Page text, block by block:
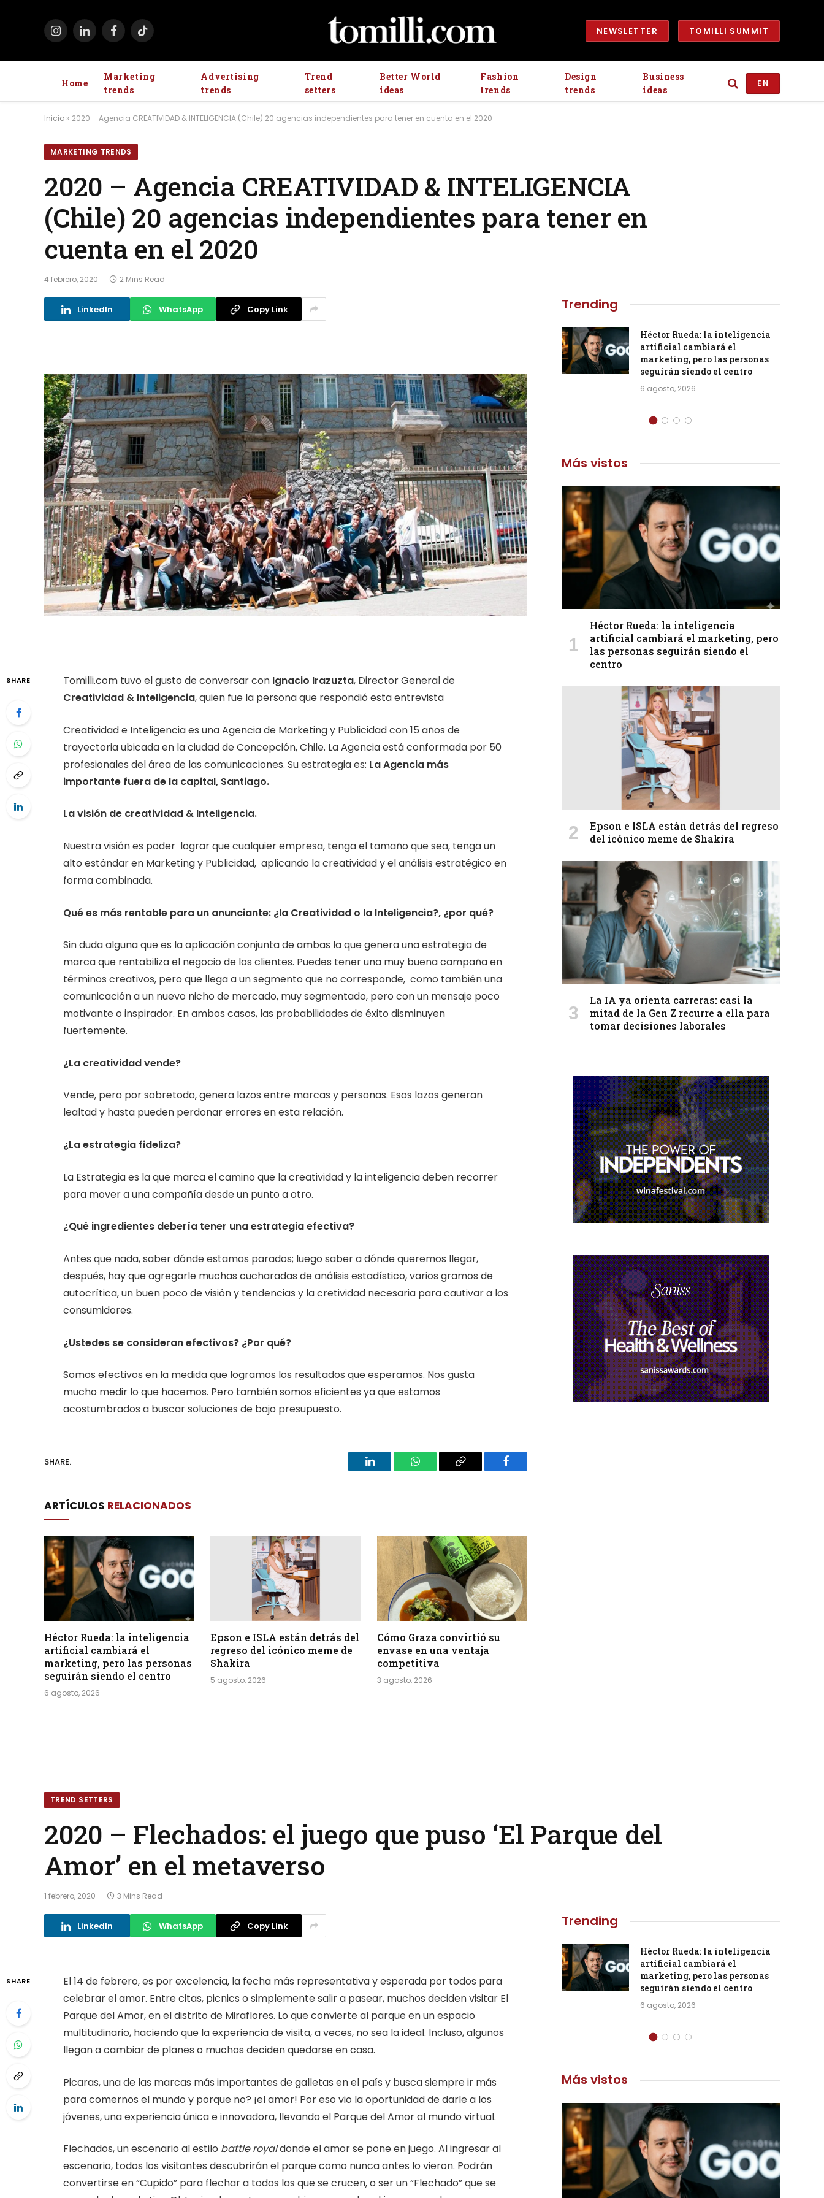
InstagramLinkedInFacebook
TikTok NEWSLETTER TOMILLI SUMMIT
Home
Marketing
trends
Advertising
trends
Trend
setters
Better World
ideas
Fashion
trends
Design
trends
Business
ideas
EN
Inicio » 2020 – Agencia CREATIVIDAD & INTELIGENCIA (Chile) 20 agencias independientes para tener en cuenta en el 2020
MARKETING TRENDS
2020 – Agencia CREATIVIDAD & INTELIGENCIA
(Chile) 20 agencias independientes para tener en
cuenta en el 2020
4 febrero, 2020 2 Mins Read
LinkedIn WhatsApp Copy Link
SHARE Tomilli.com tuvo el gusto de conversar con Ignacio Irazuzta, Director General de
Creatividad & Inteligencia, quien fue la persona que respondió esta entrevista
Creatividad e Inteligencia es una Agencia de Marketing y Publicidad con 15 años de
trayectoria ubicada en la ciudad de Concepción, Chile. La Agencia está conformada por 50
profesionales del área de las comunicaciones. Su estrategia es: La Agencia más
importante fuera de la capital, Santiago.
La visión de creatividad & Inteligencia.
Nuestra visión es poder lograr que cualquier empresa, tenga el tamaño que sea, tenga un
alto estándar en Marketing y Publicidad, aplicando la creatividad y el análisis estratégico en
forma combinada.
Qué es más rentable para un anunciante: ¿la Creatividad o la Inteligencia?, ¿por qué?
Sin duda alguna que es la aplicación conjunta de ambas la que genera una estrategia de
marca que rentabiliza el negocio de los clientes. Puedes tener una muy buena campaña en
términos creativos, pero que llega a un segmento que no corresponde, como también una
comunicación a un nuevo nicho de mercado, muy segmentado, pero con un mensaje poco
motivante o inspirador. En ambos casos, las probabilidades de éxito disminuyen
fuertemente.
¿La creatividad vende?
Vende, pero por sobretodo, genera lazos entre marcas y personas. Esos lazos generan
lealtad y hasta pueden perdonar errores en esta relación.
¿La estrategia fideliza?
La Estrategia es la que marca el camino que la creatividad y la inteligencia deben recorrer
para mover a una compañía desde un punto a otro.
¿Qué ingredientes debería tener una estrategia efectiva?
Antes que nada, saber dónde estamos parados; luego saber a dónde queremos llegar,
después, hay que agregarle muchas cucharadas de análisis estadístico, varios gramos de
autocrítica, un buen poco de visión y tendencias y la cretividad necesaria para cautivar a los
consumidores.
¿Ustedes se consideran efectivos? ¿Por qué?
Somos efectivos en la medida que logramos los resultados que esperamos. Nos gusta
mucho medir lo que hacemos. Pero también somos eficientes ya que estamos
acostumbrados a buscar soluciones de bajo presupuesto.
SHARE.
LinkedIn WhatsAppCopy
Facebook
ARTÍCULOS RELACIONADOS
Héctor Rueda: la inteligencia
artificial cambiará el
marketing, pero las personas
seguirán siendo el centro
6 agosto, 2026
Epson e ISLA están detrás del
regreso del icónico meme de
Shakira
5 agosto, 2026
Cómo Graza convirtió su
envase en una ventaja
competitiva
3 agosto, 2026
Trending
3 agosto, 2026
Héctor Rueda: la inteligencia
artificial cambiará el
marketing, pero las personas
seguirán siendo el centro
6 agosto, 2026
Más vistos
Héctor Rueda: la inteligencia
artificial cambiará el marketing, pero
las personas seguirán siendo el
centro
Epson e ISLA están detrás del regreso
del icónico meme de Shakira
La IA ya orienta carreras: casi la
mitad de la Gen Z recurre a ella para
tomar decisiones laborales
TREND SETTERS
2020 – Flechados: el juego que puso ‘El Parque del
Amor’ en el metaverso
1 febrero, 2020 3 Mins Read
LinkedIn WhatsApp Copy Link
SHARE
El 14 de febrero, es por excelencia, la fecha más representativa y esperada por todos para
celebrar el amor. Entre citas, picnics o simplemente salir a pasear, muchos deciden visitar El
Parque del Amor, en el distrito de Miraflores. Lo que convierte al parque en un espacio
multitudinario, haciendo que la experiencia de visita, a veces, no sea la ideal. Incluso, algunos
llegan a cambiar de planes o muchos deciden quedarse en casa.
Picaras, una de las marcas más importantes de galletas en el país y busca siempre ir más
para comernos el mundo y porque no? ¡el amor! Por eso vio la oportunidad de darle a los
jóvenes, una experiencia única e innovadora, llevando el Parque del Amor al mundo virtual.
Flechados, un escenario al estilo battle royaldonde el amor se pone en juego. Al ingresar al
escenario, todos los visitantes descubrirán el parque como nunca antes lo vieron. Podrán
convertirse en “Cupido” para flechar a todos los que se crucen, o ser un “Flechado” que se
Trending
ansiedad de los usuarios
3 agosto, 2026
Héctor Rueda: la inteligencia
artificial cambiará el
marketing, pero las personas
seguirán siendo el centro
6 agosto, 2026
Más vistos